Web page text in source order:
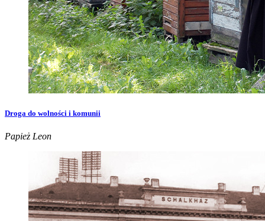
Droga do wolności i komunii
Papież Leon